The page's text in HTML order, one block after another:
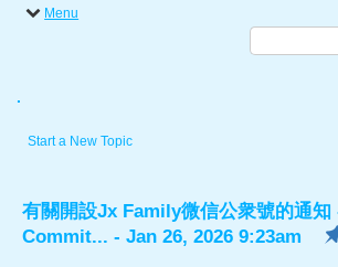
Menu
.
Start a New Topic
有關開設Jx Family微信公衆號的通知
Commit... - Jan 26, 2026 9:23am